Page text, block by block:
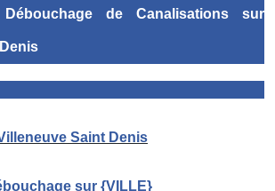
de Canalisations sur
Saint Denis
sur {VILLE}